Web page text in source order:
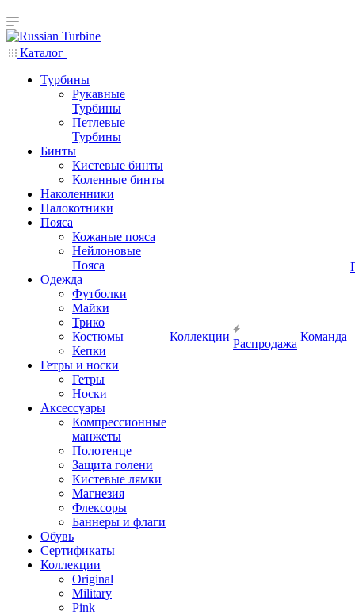
Каталог
Турбины
Рукавные
Турбины
Петлевые
Турбины
Бинты
Кистевые бинты
Коленные бинты
Наколенники
Налокотники
Пояса
Кожаные пояса
Нейлоновые
Пояса
Одежда
Футболки
Майки
Трико
Костюмы
Кепки
Гетры и носки
Гетры
Носки
Аксессуары
Компрессионные
манжеты
Полотенце
Защита голени
Кистевые лямки
Магнезия
Флексоры
Баннеры и флаги
Обувь
Сертификаты
Коллекции
Original
Military
Pink
Коллекции
Распродажа
Команда